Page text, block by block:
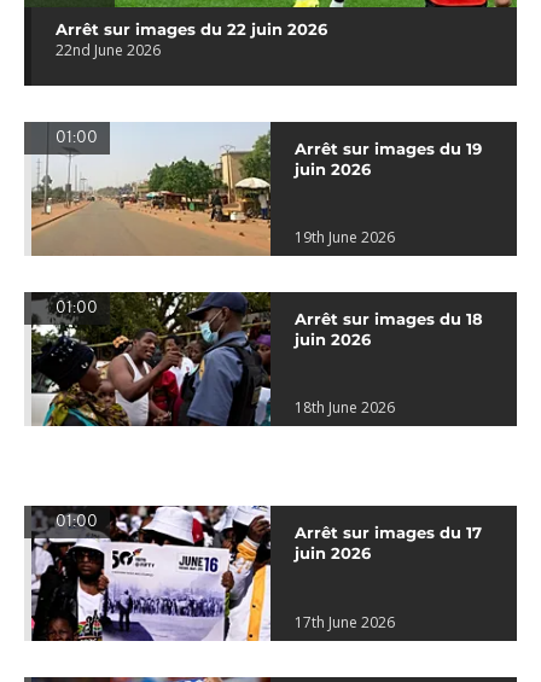
Arrêt sur images du 22 juin 2026
22nd June 2026
01:00
Arrêt sur images du 19
juin 2026
19th June 2026
01:00
Arrêt sur images du 18
juin 2026
18th June 2026
01:00
Arrêt sur images du 17
juin 2026
17th June 2026